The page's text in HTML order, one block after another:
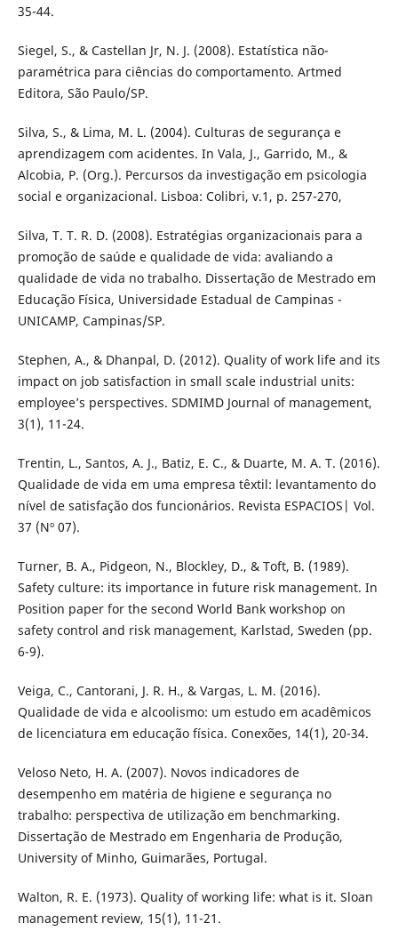
35-44.
Siegel, S., & Castellan Jr, N. J. (2008). Estatística não-
paramétrica para ciências do comportamento. Artmed
Editora, São Paulo/SP.
Silva, S., & Lima, M. L. (2004). Culturas de segurança e
aprendizagem com acidentes. In Vala, J., Garrido, M., &
Alcobia, P. (Org.). Percursos da investigação em psicologia
social e organizacional. Lisboa: Colibri, v.1, p. 257-270,
Silva, T. T. R. D. (2008). Estratégias organizacionais para a
promoção de saúde e qualidade de vida: avaliando a
qualidade de vida no trabalho. Dissertação de Mestrado em
Educação Física, Universidade Estadual de Campinas -
UNICAMP, Campinas/SP.
Stephen, A., & Dhanpal, D. (2012). Quality of work life and its
impact on job satisfaction in small scale industrial units:
employee’s perspectives. SDMIMD Journal of management,
3(1), 11-24.
Trentin, L., Santos, A. J., Batiz, E. C., & Duarte, M. A. T. (2016).
Qualidade de vida em uma empresa têxtil: levantamento do
nível de satisfação dos funcionários. Revista ESPACIOS| Vol.
37 (Nº 07).
Turner, B. A., Pidgeon, N., Blockley, D., & Toft, B. (1989).
Safety culture: its importance in future risk management. In
Position paper for the second World Bank workshop on
safety control and risk management, Karlstad, Sweden (pp.
6-9).
Veiga, C., Cantorani, J. R. H., & Vargas, L. M. (2016).
Qualidade de vida e alcoolismo: um estudo em acadêmicos
de licenciatura em educação física. Conexões, 14(1), 20-34.
Veloso Neto, H. A. (2007). Novos indicadores de
desempenho em matéria de higiene e segurança no
trabalho: perspectiva de utilização em benchmarking.
Dissertação de Mestrado em Engenharia de Produção,
University of Minho, Guimarães, Portugal.
Walton, R. E. (1973). Quality of working life: what is it. Sloan
management review, 15(1), 11-21.